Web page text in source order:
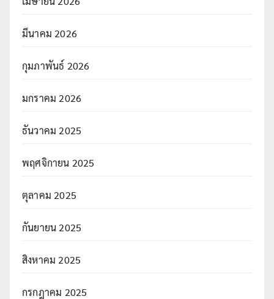
มีนาคม 2026
กุมภาพันธ์ 2026
มกราคม 2026
ธันวาคม 2025
พฤศจิกายน 2025
ตุลาคม 2025
กันยายน 2025
สิงหาคม 2025
กรกฎาคม 2025